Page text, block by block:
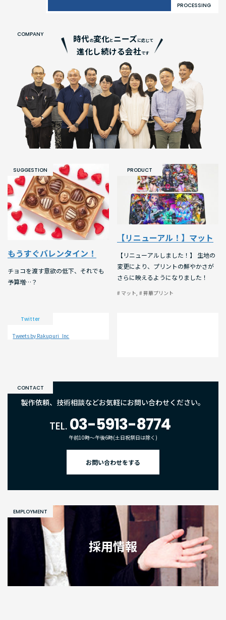
PROCESSING
COMPANY 時代の変化とニーズに応じて
進化し続ける会社です
SUGGESTION
もうすぐバレンタイン！
チョコを渡す意欲の低下、それでも
予算増…？
PRODUCT
【リニューアル！】マット
【リニューアルしました！】 生地の
変更により、プリントの鮮やかさが
さらに映えるようになりました！
# マット # 昇華プリント
Twitter
Tweets by Rakupuri_Inc
CONTACT
製作依頼、技術相談などお気軽にお問い合わせください。
TEL. 03-5913-8774
午前10時〜午後6時(土日祝祭日は除く)
お問い合わせをする
採用情報
EMPLOYMENT